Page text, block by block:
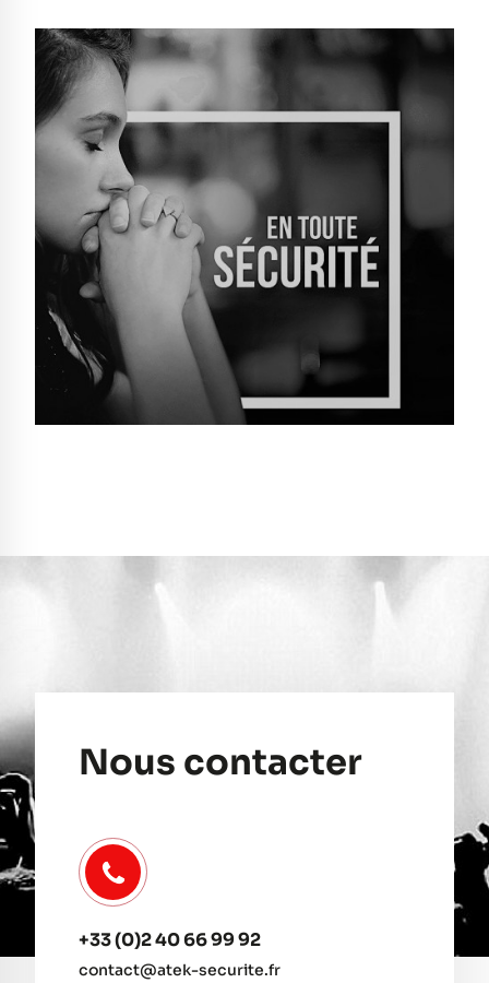
Nous contacter
+33 (0)2 40 66 99 92
contact@atek-securite.fr